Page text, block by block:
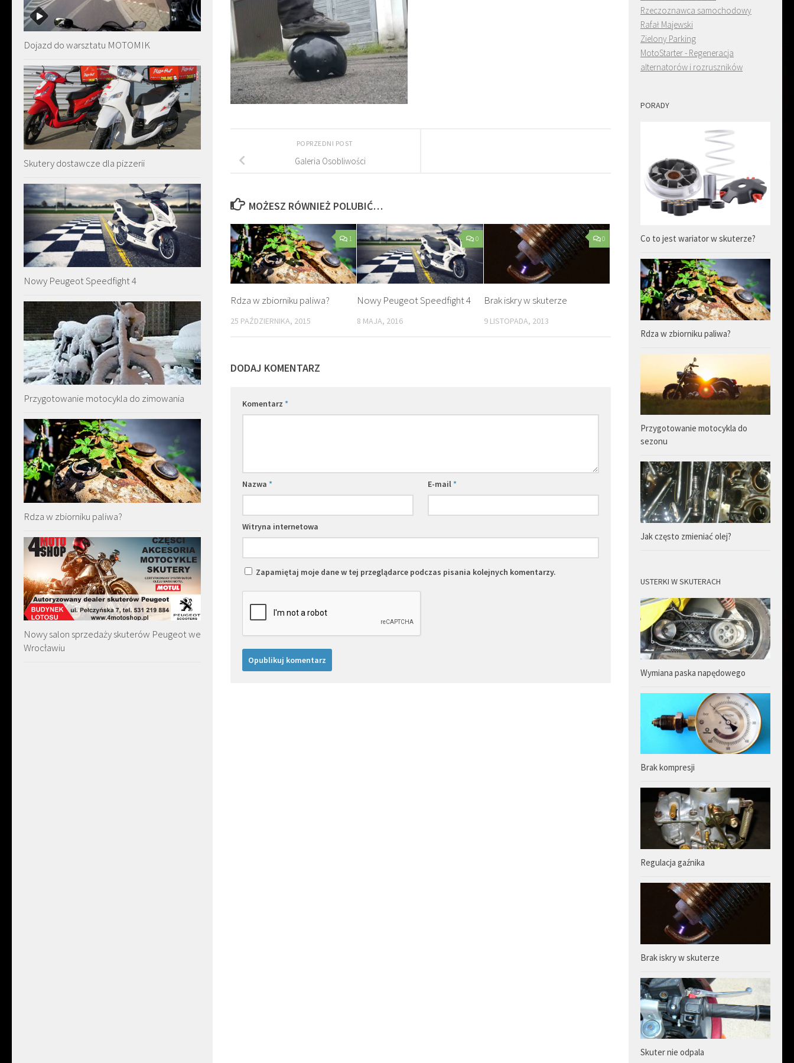
POPRZEDNI POST
Galeria Osobliwości
MOŻESZ RÓWNIEŻ POLUBIĆ…
1
Rdza w zbiorniku paliwa?
25 PAŹDZIERNIKA, 2015
0
Nowy Peugeot Speedfight 4
8 MAJA, 2016
0
Brak iskry w skuterze
9 LISTOPADA, 2013
DODAJ KOMENTARZ
Komentarz *
Nazwa * E-mail*
Witryna internetowa
Zapamiętaj moje dane w tej przeglądarce podczas pisania kolejnych komentarzy.
Dojazd do warsztatu MOTOMIK
Skutery dostawcze dla pizzerii
Nowy Peugeot Speedfight 4
Przygotowanie motocykla do zimowania
Rdza w zbiorniku paliwa?
Nowy salon sprzedaży skuterów Peugeot we
Wrocławiu
Rzeczoznawca samochodowy
Rafał Majewski
Zielony Parking
MotoStarter - Regeneracja
alternatorów i rozruszników
PORADY
Co to jest wariator w skuterze?
Rdza w zbiorniku paliwa?
Przygotowanie motocykla do
sezonu
Jak często zmieniać olej?
USTERKI W SKUTERACH
Wymiana paska napędowego
Brak kompresji
Regulacja gaźnika
Brak iskry w skuterze
Skuter nie odpala